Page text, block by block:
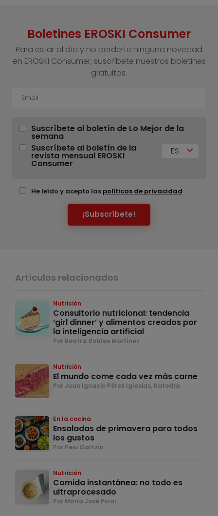
Boletines EROSKI Consumer
Para estar al día y no perderte ninguna novedad
en EROSKI Consumer, suscríbete nuestros boletines
gratuitos.
Suscríbete al boletín de Lo Mejor de la
semana
Suscríbete al boletín de la
revista mensual EROSKI
Consumer
ES
He leído y acepto las políticas de privacidad
¡Subscríbete!
Artículos relacionados
Nutrición
Consultorio nutricional: tendencia
‘girl dinner’ y alimentos creados por
la inteligencia artificial
Por Beatriz Robles Martínez
Nutrición
El mundo come cada vez más carne
Por Juan Ignacio Pérez Iglesias, Katedra
En la cocina
Ensaladas de primavera para todos
los gustos
Por Peio Gartzia
Nutrición
Comida instantánea: no todo es
ultraprocesado
Por María José Pinar